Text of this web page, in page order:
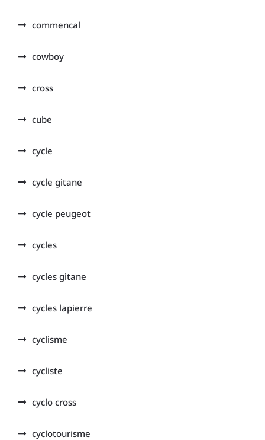
commencal
cowboy
cross
cube
cycle
cycle gitane
cycle peugeot
cycles
cycles gitane
cycles lapierre
cyclisme
cycliste
cyclo cross
cyclotourisme